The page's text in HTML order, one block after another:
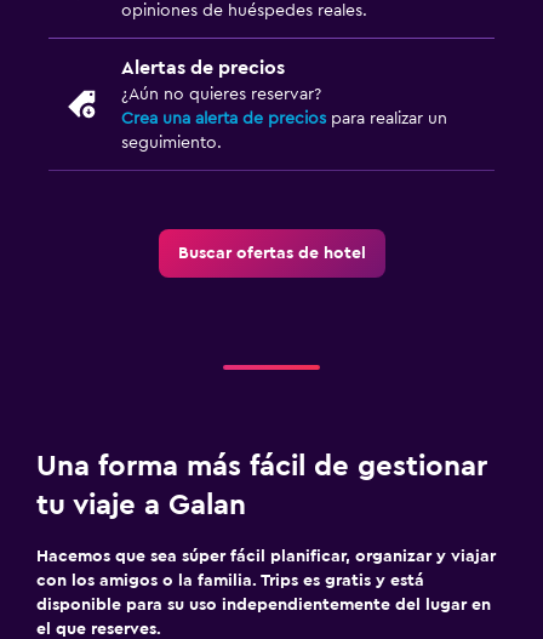
opiniones de huéspedes reales.
Alertas de precios
¿Aún no quieres reservar?
Crea una alerta de precios para realizar un
seguimiento.
Buscar ofertas de hotel
Una forma más fácil de gestionar
tu viaje a Galan
Hacemos que sea súper fácil planificar, organizar y viajar
con los amigos o la familia. Trips es gratis y está
disponible para su uso independientemente del lugar en
el que reserves.